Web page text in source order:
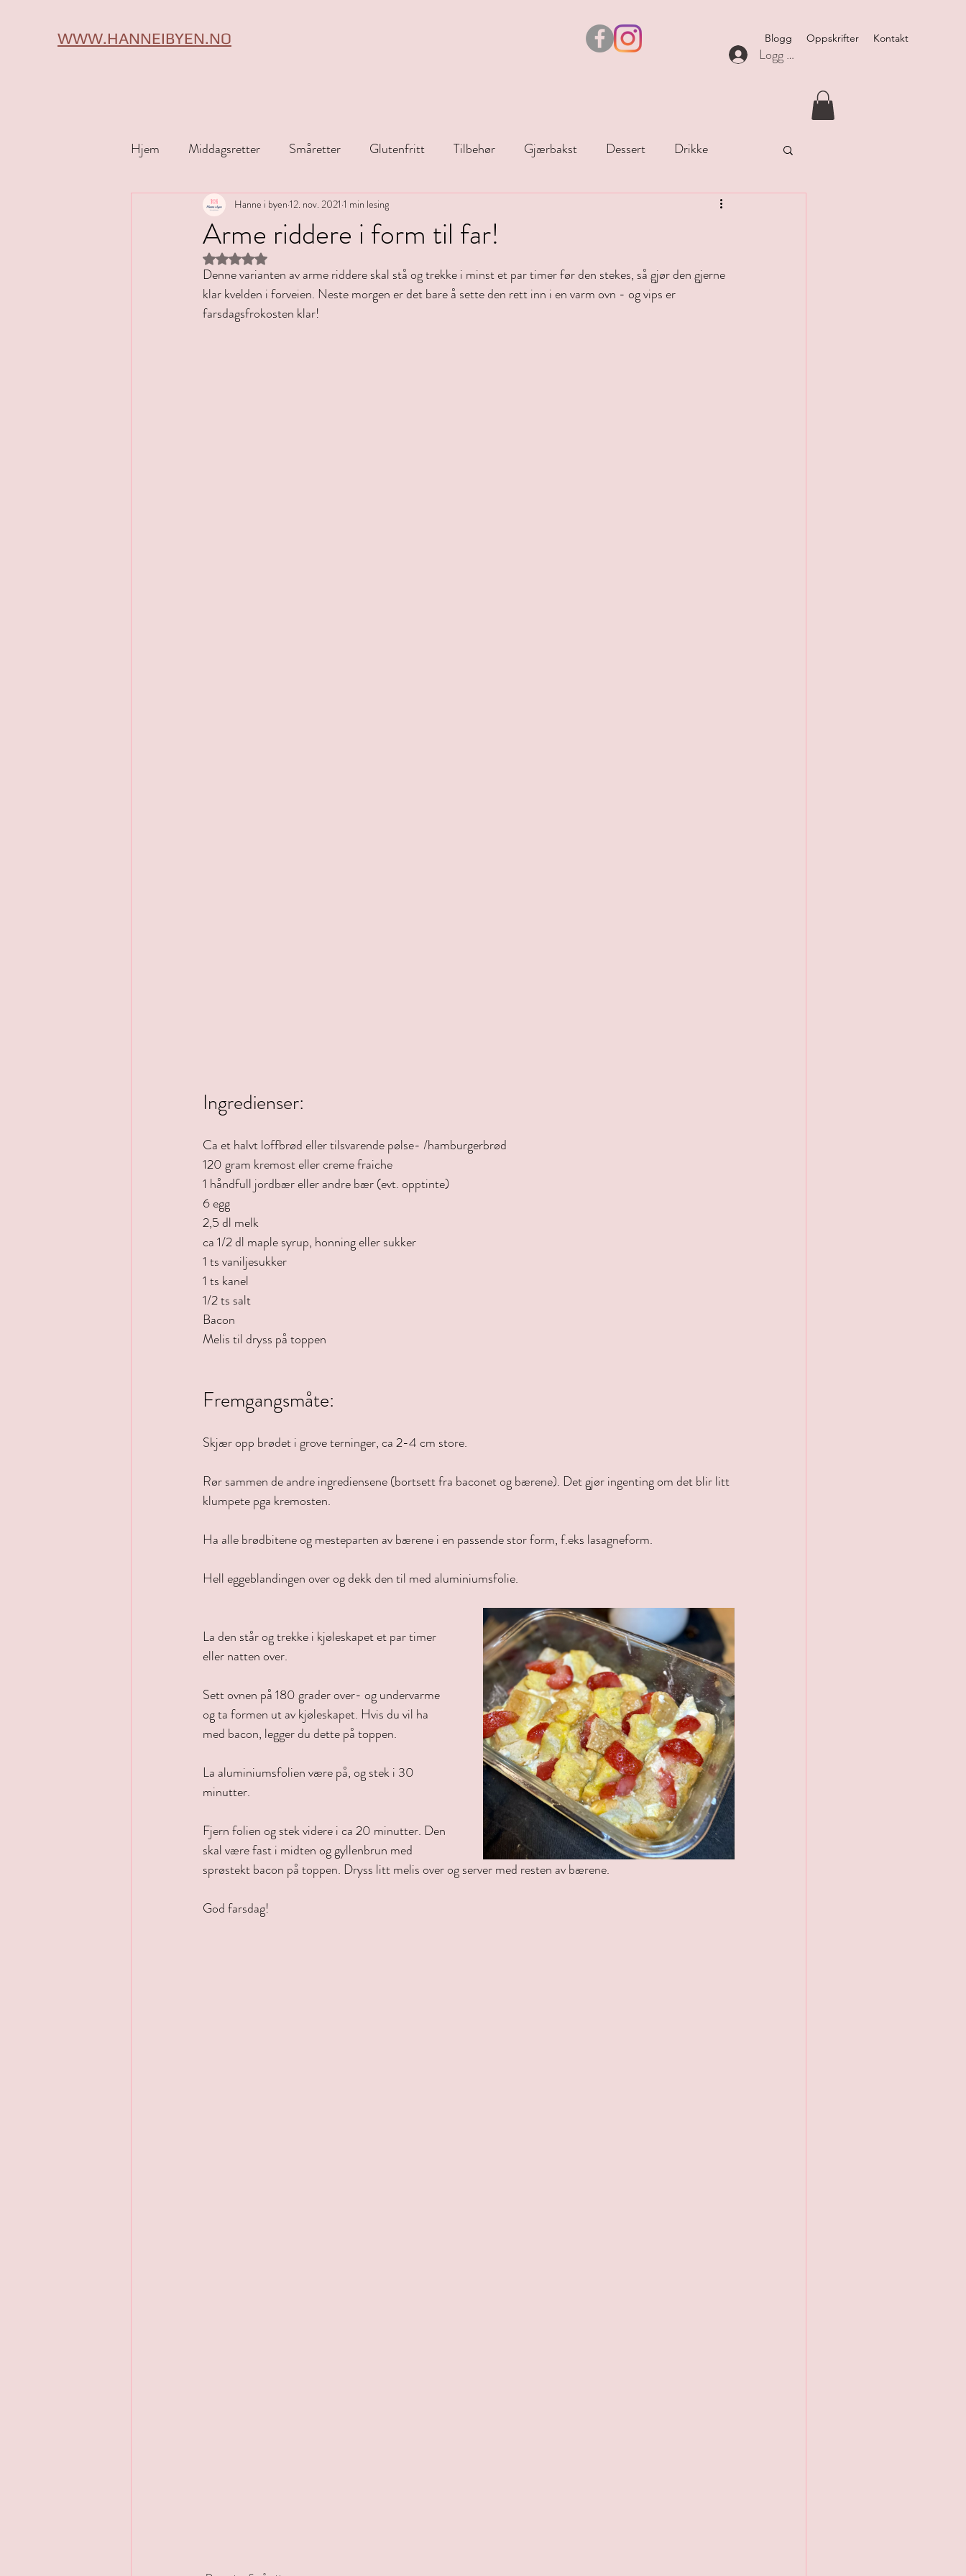
WWW.HANNEIBYEN.NO Blogg Oppskrifter Kontakt
Logg inn
Hjem Middagsretter Småretter Glutenfritt Tilbehør Gjærbakst Dessert Drikke
Tips & triks Halloween Juleoppskrifter
Arme riddere i form til far!
Hanne i byen 12. nov. 2021 1 min lesing
Gitt NaN av 5 stjerner.
Denne varianten av arme riddere skal stå og trekke i minst et par timer før den stekes, så gjør den gjerne
klar kvelden i forveien. Neste morgen er det bare å sette den rett inn i en varm ovn - og vips er
farsdagsfrokosten klar!
Ingredienser:
Ca et halvt loffbrød eller tilsvarende pølse- /hamburgerbrød
120 gram kremost eller creme fraiche
1 håndfull jordbær eller andre bær (evt. opptinte)
6 egg
2,5 dl melk
ca 1/2 dl maple syrup, honning eller sukker
1 ts vaniljesukker
1 ts kanel
1/2 ts salt
Bacon
Melis til dryss på toppen
Fremgangsmåte:
Skjær opp brødet i grove terninger, ca 2-4 cm store.
Rør sammen de andre ingrediensene (bortsett fra baconet og bærene). Det gjør ingenting om det blir litt
klumpete pga kremosten.
Ha alle brødbitene og mesteparten av bærene i en passende stor form, f.eks lasagneform.
Hell eggeblandingen over og dekk den til med aluminiumsfolie.
La den står og trekke i kjøleskapet et par timer
eller natten over.
Sett ovnen på 180 grader over- og undervarme
og ta formen ut av kjøleskapet. Hvis du vil ha
med bacon, legger du dette på toppen.
La aluminiumsfolien være på, og stek i 30
minutter.
Fjern folien og stek videre i ca 20 minutter. Den
skal være fast i midten og gyllenbrun med
sprøstekt bacon på toppen. Dryss litt melis over og server med resten av bærene.
God farsdag!